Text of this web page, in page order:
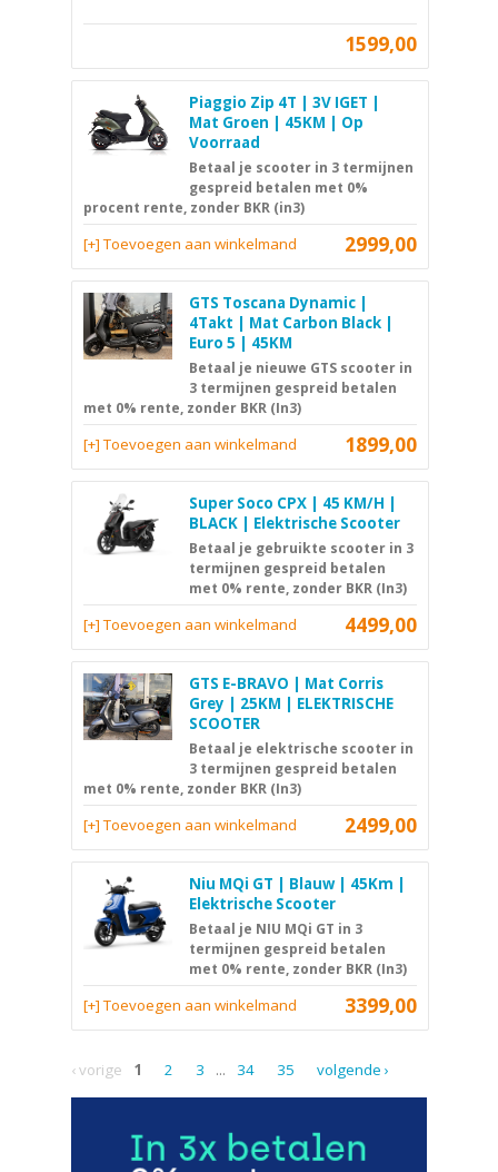
1599,00
Piaggio Zip 4T | 3V IGET |
Mat Groen | 45KM | Op
Voorraad
Betaal je scooter in 3 termijnen
gespreid betalen met 0%
procent rente, zonder BKR (in3)
2999,00
[+] Toevoegen aan winkelmand
GTS Toscana Dynamic |
4Takt | Mat Carbon Black |
Euro 5 | 45KM
Betaal je nieuwe GTS scooter in
3 termijnen gespreid betalen
met 0% rente, zonder BKR (In3)
1899,00
[+] Toevoegen aan winkelmand
Super Soco CPX | 45 KM/H |
BLACK | Elektrische Scooter
Betaal je gebruikte scooter in 3
termijnen gespreid betalen
met 0% rente, zonder BKR (In3)
4499,00
[+] Toevoegen aan winkelmand
GTS E-BRAVO | Mat Corris
Grey | 25KM | ELEKTRISCHE
SCOOTER
Betaal je elektrische scooter in
3 termijnen gespreid betalen
met 0% rente, zonder BKR (In3)
2499,00
[+] Toevoegen aan winkelmand
Niu MQi GT | Blauw | 45Km |
Elektrische Scooter
Betaal je NIU MQi GT in 3
termijnen gespreid betalen
met 0% rente, zonder BKR (In3)
3399,00
[+] Toevoegen aan winkelmand
‹ vorige 1 2 3 ... 34 35 volgende ›